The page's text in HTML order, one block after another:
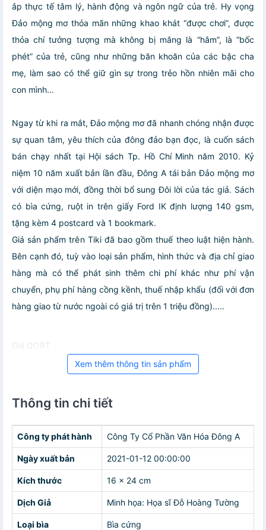
ắp thực tế tâm lý, hành động và ngôn ngữ của trẻ. Hy vọng
Đảo mộng mơ thỏa mãn những khao khát “được chơi”, được
thỏa chí tưởng tượng mà không bị mắng là “hâm”, là “bốc
phét” của trẻ, cũng như những băn khoăn của các bậc cha
mẹ, làm sao có thể giữ gìn sự trong trẻo hồn nhiên mãi cho
con mình…
Ngay từ khi ra mắt, Đảo mộng mơ đã nhanh chóng nhận được
sự quan tâm, yêu thích của đông đảo bạn đọc, là cuốn sách
bán chạy nhất tại Hội sách Tp. Hồ Chí Minh năm 2010. Kỷ
niệm 10 năm xuất bản lần đầu, Đông A tái bản Đảo mộng mơ
với diện mạo mới, đồng thời bổ sung Đôi lời của tác giả. Sách
có bìa cứng, ruột in trên giấy Ford IK định lượng 140 gsm,
tặng kèm 4 postcard và 1 bookmark.
Giá sản phẩm trên Tiki đã bao gồm thuế theo luật hiện hành.
Bên cạnh đó, tuỳ vào loại sản phẩm, hình thức và địa chỉ giao
hàng mà có thể phát sinh thêm chi phí khác như phí vận
chuyển, phụ phí hàng cồng kềnh, thuế nhập khẩu (đối với đơn
hàng giao từ nước ngoài có giá trị trên 1 triệu đồng).....
Giá QORT
Xem thêm thông tin sản phẩm
Thông tin chi tiết
Công ty phát hành Công Ty Cổ Phần Văn Hóa Đông A
Ngày xuất bản 2021-01-12 00:00:00
Kích thước 16 x 24 cm
Dịch Giả Minh họa: Họa sĩ Đỗ Hoàng Tường
Loại bìa Bìa cứng